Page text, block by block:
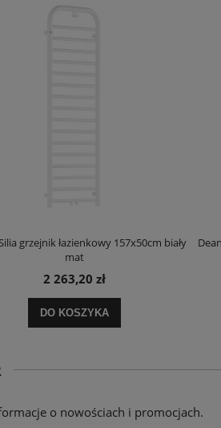
grzejnik łazienkowy 157x50cm biały
mat
2 263,20 zł
DO KOSZYKA
o nowościach i promocjach.